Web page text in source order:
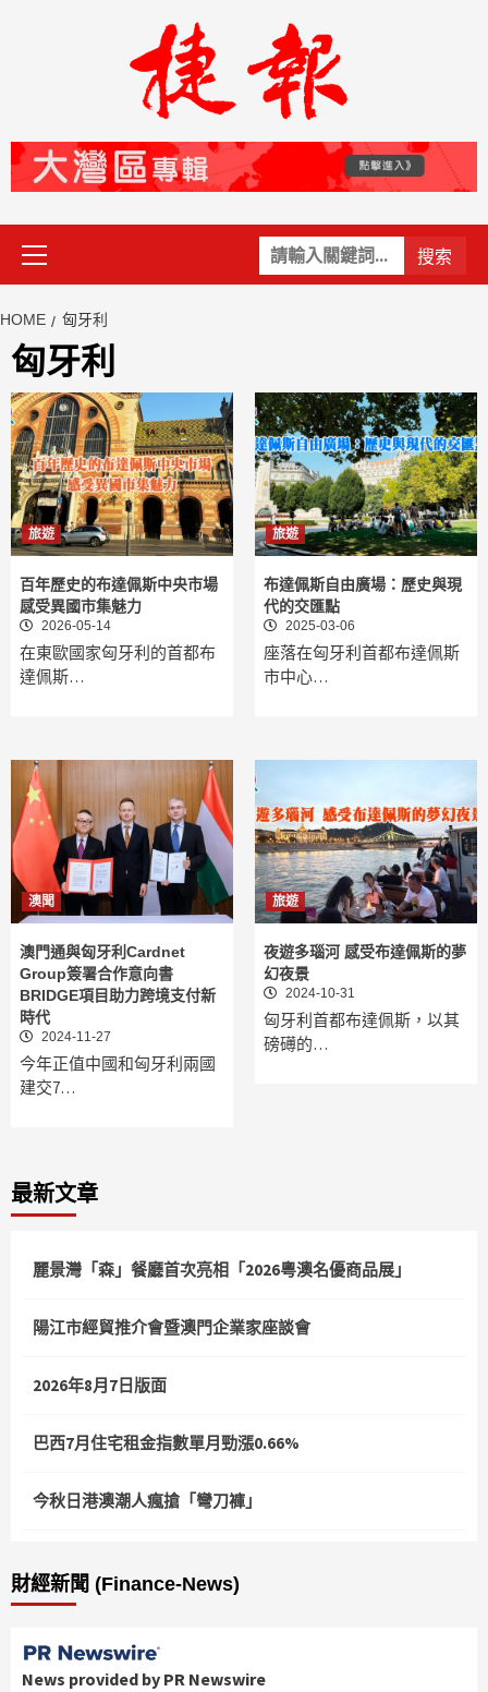
關
鍵
Primary
Menu
HOME 匈牙利
匈牙利
旅遊
百年歷史的布達佩斯中央市場
感受異國市集魅力
2026-05-14
在東歐國家匈牙利的首都布
達佩斯…
旅遊
布達佩斯自由廣場：歷史與現
代的交匯點
2025-03-06
座落在匈牙利首都布達佩斯
市中心…
澳聞
澳門通與匈牙利Cardnet
Group簽署合作意向書
BRIDGE項目助力跨境支付新
時代
2024-11-27
今年正值中國和匈牙利兩國
建交7…
旅遊
夜遊多瑙河 感受布達佩斯的夢
幻夜景
2024-10-31
匈牙利首都布達佩斯，以其
磅礡的…
最新文章
麗景灣「森」餐廳首次亮相「2026粵澳名優商品展」
陽江市經貿推介會暨澳門企業家座談會
2026年8月7日版面
巴西7月住宅租金指數單月勁漲0.66%
今秋日港澳潮人瘋搶「彎刀褲」
財經新聞 (Finance-News)
News provided by PR Newswire